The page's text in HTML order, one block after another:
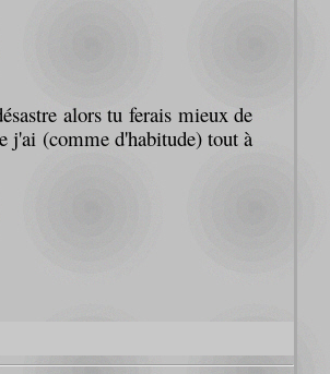
alors tu ferais mieux de
j'ai (comme d'habitude) tout à